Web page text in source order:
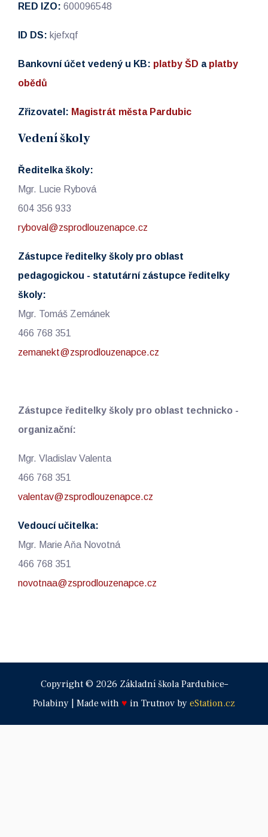
RED IZO: 600096548
ID DS: kjefxqf
Bankovní účet vedený u KB: platby ŠD a platby
obědů
Zřizovatel: Magistrát města Pardubic
Vedení školy
Ředitelka školy:
Mgr. Lucie Rybová
604 356 933
ryboval@zsprodlouzenapce.cz
Zástupce ředitelky školy pro oblast
pedagogickou - statutární zástupce ředitelky
školy:
Mgr. Tomáš Zemánek
466 768 351
zemanekt@zsprodlouzenapce.cz
Zástupce ředitelky školy pro oblast technicko -
organizační:
Mgr. Vladislav Valenta
466 768 351
valentav@zsprodlouzenapce.cz
Vedoucí učitelka:
Mgr. Marie Aňa Novotná
466 768 351
novotnaa@zsprodlouzenapce.cz
Copyright © 2026 Základní škola Pardubice–
Polabiny | Made with ♥ in Trutnov by eStation.cz